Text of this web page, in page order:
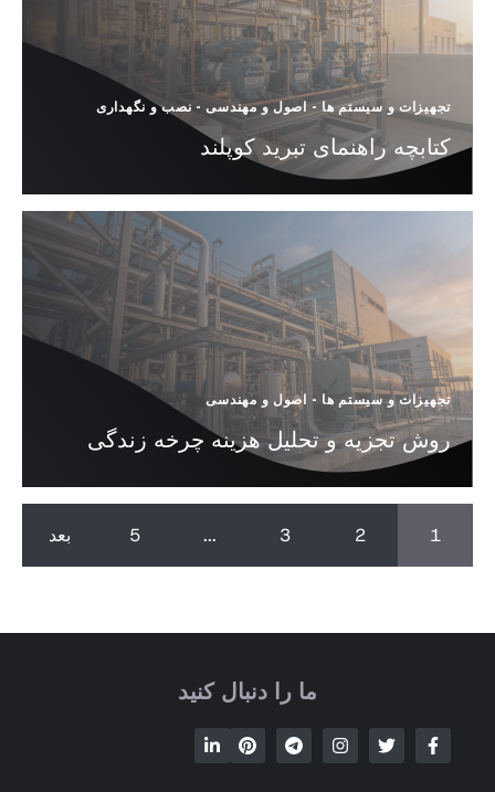
تجهیزات و سیستم ها-اصول و مهندسی- نصب و نگهداری
کتابچه راهنمای تبرید کوپلند
تجهیزات و سیستم ها - اصول و مهندسی
روش تجزیه و تحلیل هزینه چرخه زندگی
1
2
3
...
5 بعد
ما را دنبال کنید